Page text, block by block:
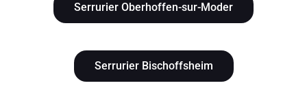
Serrurier Oberhoffen-sur-Moder
Serrurier Bischoffsheim